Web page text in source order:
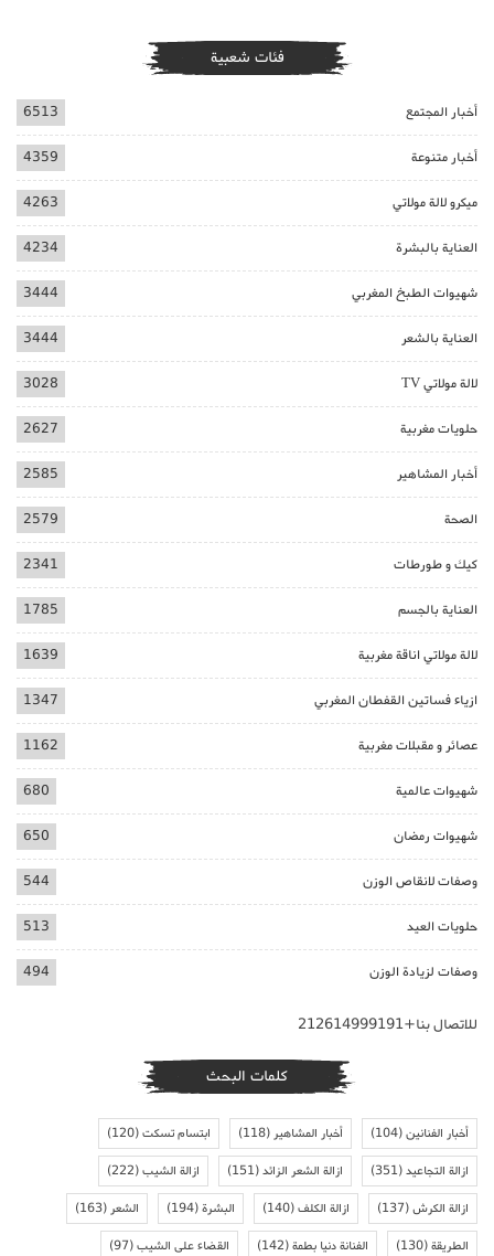
فئات شعبية
أخبار المجتمع 6513
أخبار متنوعة 4359
ميكرو لالة مولاتي 4263
العناية بالبشرة 4234
شهيوات الطبخ المغربي 3444
العناية بالشعر 3444
لالة مولاتي TV 3028
حلويات مغربية 2627
أخبار المشاهير 2585
الصحة 2579
كيك و طورطات 2341
العناية بالجسم 1785
لالة مولاتي اناقة مغربية 1639
ازياء فساتين القفطان المغربي 1347
عصائر و مقبلات مغربية 1162
شهيوات عالمية 680
شهيوات رمضان 650
وصفات لانقاص الوزن 544
حلويات العيد 513
وصفات لزيادة الوزن 494
للاتصال بنا+212614999191
كلمات البحث
أخبار الفنانين(104) أخبار المشاهير(118) ابتسام تسكت(120)
ازالة التجاعيد(351) ازالة الشعر الزائد(151) ازالة الشيب(222)
ازالة الكرش(137) ازالة الكلف(140) البشرة(194) الشعر(163)
الطريقة(130) الفنانة دنيا بطمة(142) القضاء على الشيب(97)